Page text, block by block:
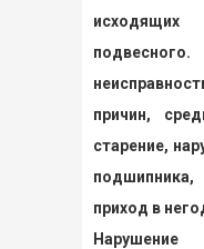
исходящих
причин,
старение,
подшипника,
приход в